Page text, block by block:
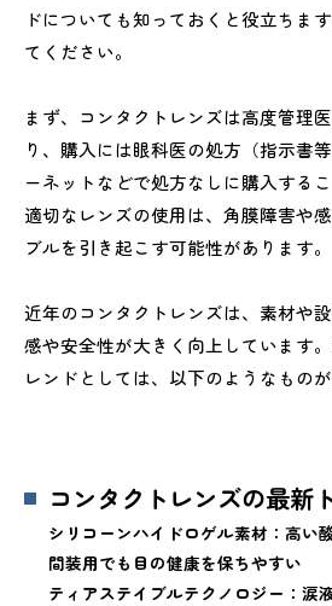
ドについても知っておくと役立ちま
てください。
まず、コンタクトレンズは高度管理
り、購入には眼科医の処方（指示書
ーネットなどで処方なしに購入する
適切なレンズの使用は、角膜障害や
ブルを引き起こす可能性があります。
近年のコンタクトレンズは、素材や
感や安全性が大きく向上しています
レンドとしては、以下のようなものが
コンタクトレンズの最新
シリコーンハイドロゲル素材：高い
間装用でも目の健康を保ちやすい
ティアステイブルテクノロジー：涙